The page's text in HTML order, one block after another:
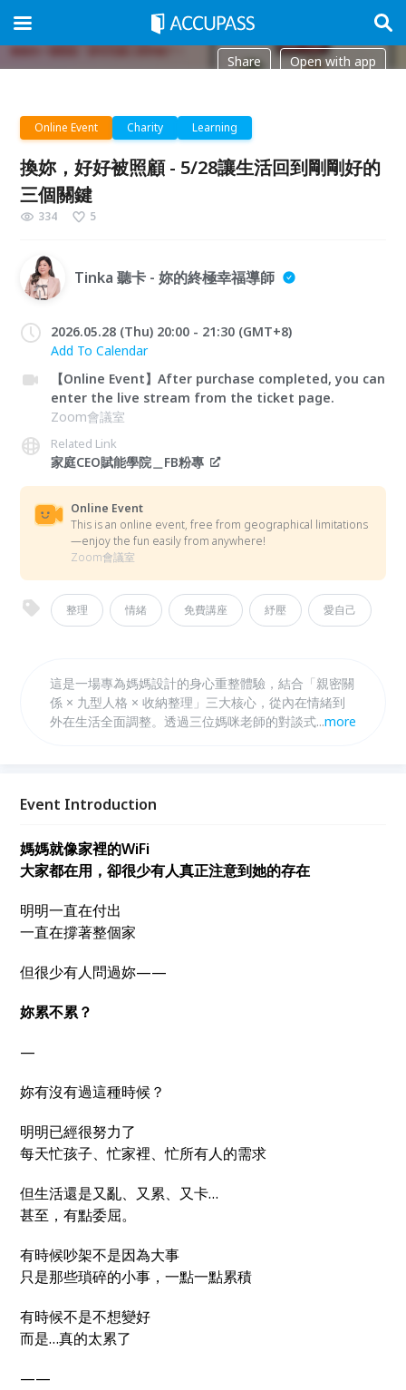
Share Open with app
Online Event Charity Learning
換妳，好好被照顧 - 5/28讓生活回到剛剛好的
三個關鍵
334 5
Tinka 聽卡 - 妳的終極幸福導師
2026.05.28 (Thu) 20:00 - 21:30 (GMT+8)
Add To Calendar
【Online Event】After purchase completed, you can
enter the live stream from the ticket page.
Zoom會議室
Related Link
家庭CEO賦能學院＿FB粉專
Online Event
This is an online event, free from geographical limitations
—enjoy the fun easily from anywhere!
Zoom會議室
整理 情緒 免費講座 紓壓 愛自己
這是一場專為媽媽設計的身心重整體驗，結合「親密關
係 × 九型人格 × 收納整理」三大核心，從內在情緒到
外在生活全面調整。透過三位媽咪老師的對談式引導，
好的生活節奏與關係平衡。 📍直播 📍有回放 ＃母親節
生活平衡 ＃線上講座
...more
Event Introduction
媽媽就像家裡的WiFi
大家都在用，卻很少有人真正注意到她的存在
明明一直在付出
一直在撐著整個家
但很少有人問過妳——
妳累不累？
—
妳有沒有過這種時候？
明明已經很努力了
每天忙孩子、忙家裡、忙所有人的需求
但生活還是又亂、又累、又卡…
甚至，有點委屈。
有時候吵架不是因為大事
只是那些瑣碎的小事，一點一點累積
有時候不是不想變好
而是…真的太累了
——